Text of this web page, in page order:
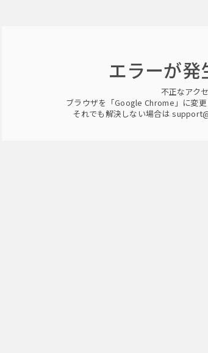
エラーが発
不正なアクセ
ブラウザを「Google Chrome」に変更
それでも解決しない場合は